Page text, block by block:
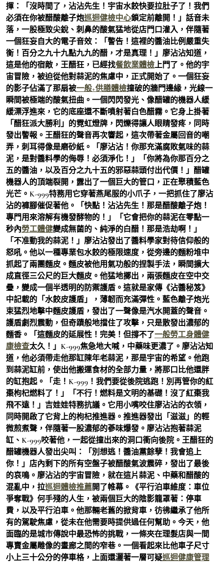
揮：「沒時間了，沾沾先生！宇宙水餃快要拉肚子了！我們
必須在你被醋酸離子炮巡迴健檢中心鎖定前離開！」話音未
落，一股極致尖銳、刺鼻的酸氣猛地從店門口灌入，伴隨著
一個狂妄自大的電子音效：「警告！這裡的醬油比例嚴重失
衡！百分之九十九點九九的醋，才是真理！」廖沾沾知道，
這是他的宿敵，王醋狂，已經找餐飲業體檢上門了。他的宇
宙冒險，被迫從他對蒜泥的焦慮中，正式開始了。一個狂妄
的影子佔滿了那扇被一般+供膳體檢撞破的牆門邊緣，光線一
瞬間被極端的酸氣扭曲。一個閃閃發光、像醋罐的機器人緩
緩漂浮進來，它的底座還不斷噴射著白色醋霧。它身上掛著
「醋狂派大勝利」的霓虹燈牌，閃爍得讓人眼睛發疼，同時
發出警報。王醋狂的聲音再次響起，這次帶著金屬回音的嘲
弄，刺耳得像是磨砂紙。「廖沾沾！你那充滿腐敗氣味的蒜
泥，是對醬料學的侮辱！必須淨化！」「你將為你那百分之
五的醬油，以及百分之九十五的邪惡蒜頭付出代價！」醋罐
機器人的頂端裂開，露出了一個巨大的管口，正在聚積藍色
光芒。K-999特務用它穿著燕尾服的小爪子，一把抓住了廖沾
沾的褲腳催促著他。「快點！沾沾先生！那是醋酸離子炮！
專門用來溶解有機發酵物的！」「它會把你的蒜泥在零點一
秒內勞工體健變成無菌的、純淨的白醋！那是浩劫啊！」
「不准動我的蒜泥！」廖沾沾發出了醬料學家對待信仰般的
怒吼。他以一種專業包水餃的極限速度，從旁邊的麵粉堆中
抓起了兩團麵皮。麵皮被他用氣功般的捏製手法，瞬間擴大
成直徑三公尺的巨大麵皮。他猛地擲出，兩張麵皮在空中交
疊，變成一個半透明的防禦護盾。這就是家傳《沾醬秘笈》
中記載的「水餃皮護盾」，薄韌而充滿彈性。藍色離子炮光
束猛烈地擊中麵皮護盾，發出了一聲像是汽水開蓋的聲音。
護盾劇烈震動，但奇蹟般地擋住了攻擊，只是散發出濃郁的
麵香。「這麵皮的延展性！完美！但撐不了一般勞工身體健
康檢查太久！」K-999焦急地大喊，中藥味更濃了。廖沾沾知
道，他必須帶走他那缸陳年老蒜泥，那是宇宙的希望。他跑
到蒜泥缸前，使出他搬運食材的全部力量，將那口比他還胖
的缸抱起。「走！K-999！我們要從後院逃跑！別再管你的紅
棗枸杞燃料了！」「不行！燃料是文明的基礎！沒了紅棗我
飛不遠！」吉娃娃特務抗議。它用小嘴咬住廖沾沾的衣領，
同時開啟了它背上的枸杞推進器。推進器發出「滋滋」的輕
微煎煮聲，伴隨著一股濃郁的蔘味爆發。廖沾沾抱著蒜泥
缸、K-999咬著他，一起從撞出來的洞口衝向後院。王醋狂的
醋罐機器人發出尖叫：「別想逃！醬油黨餘孽！我會追上
你！」店內剩下的所有空盤子被醋酸氣波震碎，發出了最後
的哀鳴。廖沾沾的宇宙冒險，就在這片蒜泥、中藥和醋酸的
混亂中，拉巡迴體檢推薦開了帷幕。《平行泊車維度：車位
爭奪戰》何手殘的人生，被兩個巨大的陰影籠罩著：停車
費，以及平行泊車。他那輛老舊的掀背車，彷彿繼承了他所
有的駕駛焦慮，從未在他需要時提供過任何幫助。今天，他
面臨的是城市傳說中最恐怖的挑戰，一條夾在理髮店與一間
專賣金屬雕像的畫廊之間的窄巷。一個看起來比他車子尺寸
小上三十公分的停車格，上面還灑著一層可疑巡迴健康管理